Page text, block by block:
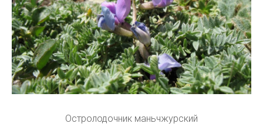
Остролодочник маньчжурский